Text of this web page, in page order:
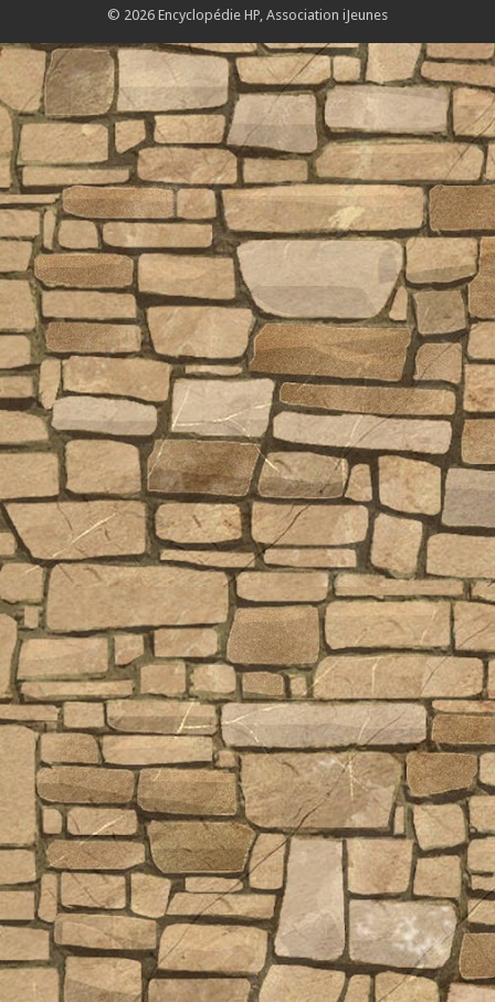
© 2026 Encyclopédie HP, Association iJeunes